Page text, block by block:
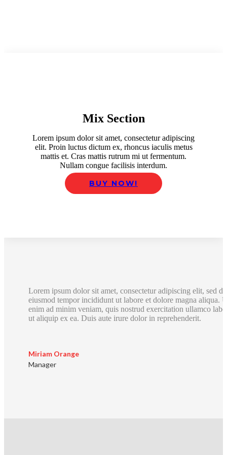
Mix Section
Lorem ipsum dolor sit amet, consectetur adipiscing
elit. Proin luctus dictum ex, rhoncus iaculis metus
mattis et. Cras mattis rutrum mi ut fermentum.
Nullam congue facilisis interdum.
BUY NOW!
Lorem ipsum dolor sit amet, consectetur adipiscing elit, sed do
eiusmod tempor incididunt ut labore et dolore magna aliqua.
enim ad minim veniam, quis nostrud exercitation ullamco
ut aliquip ex ea. Duis aute irure dolor in reprehenderit.
Miriam Orange
Manager